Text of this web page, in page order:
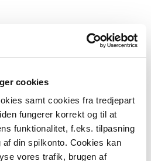
cookies
samt cookies fra tredjepart
fungerer korrekt og til at
funktionalitet, f.eks. tilpasning
din spilkonto. Cookies kan
vores trafik, brugen af